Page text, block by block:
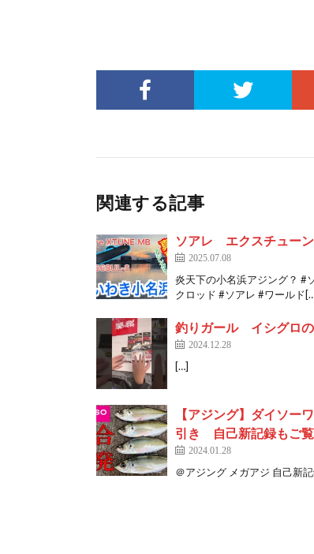
関連する記事
ソアレ エクスチュー
2025.07.08
炎天下の小名浜アジング？ #
クロッド #ソアレ #ワールド
釣りガール イシグロの
2024.12.28
[…]
【アジング】ダイソー
引き 自己新記録もご
2024.01.28
＠アジング メガアジ 自己新